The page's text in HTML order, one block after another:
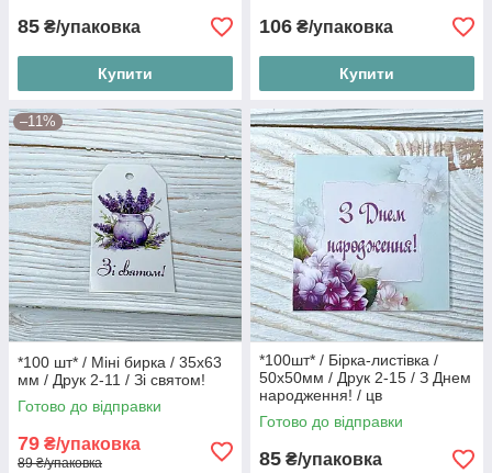
85 ₴/упаковка
Купити
106 ₴/упаковка
Купити
–11%
*100 шт* / Міні бирка / 35х63
мм / Друк 2-11 / Зі святом!
Готово до відправки
79 ₴/упаковка
89 ₴/упаковка
*100шт* / Бірка-листівка /
50х50мм / Друк 2-15 / З Днем
народження! / цв
Готово до відправки
85 ₴/упаковка